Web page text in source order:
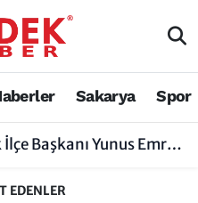
Sakarya Spor
Uzun'dan Tartışma Yaratan Açıklamaya Tepki
EDENLER
Haritası